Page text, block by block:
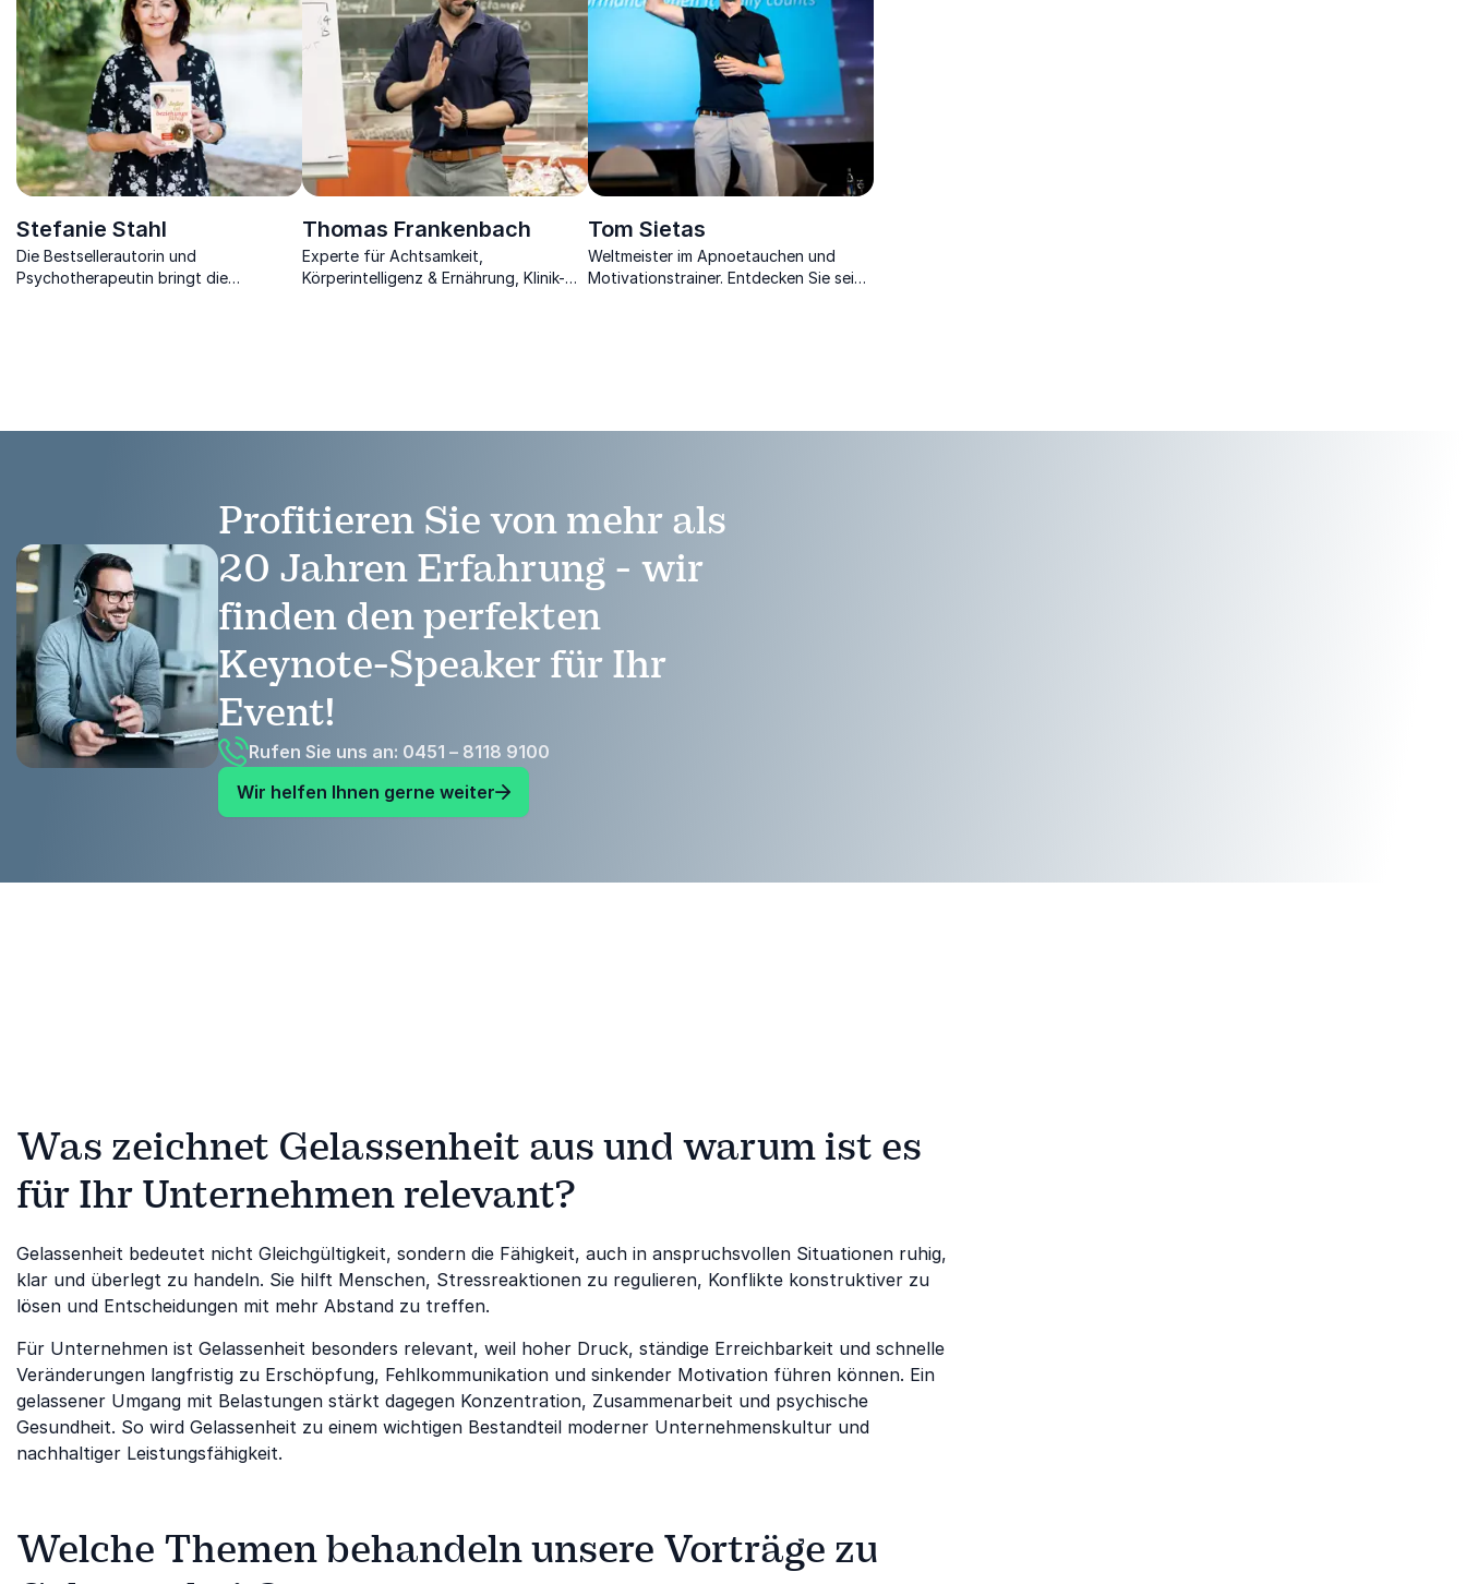
Stefanie Stahl
Die Bestsellerautorin und
Psychotherapeutin bringt die
Thomas Frankenbach
Experte für Achtsamkeit,
Körperintelligenz & Ernährung, Klinik-
Tom Sietas
Weltmeister im Apnoetauchen und
Motivationstrainer. Entdecken Sie seine
Profitieren Sie von mehr als
20 Jahren Erfahrung - wir
finden den perfekten
Keynote-Speaker für Ihr
Event!
Rufen Sie uns an: 0451 – 8118 9100
Wir helfen Ihnen gerne weiter
Was zeichnet Gelassenheit aus und warum ist es
für Ihr Unternehmen relevant?
Gelassenheit bedeutet nicht Gleichgültigkeit, sondern die Fähigkeit, auch in anspruchsvollen Situationen ruhig,
klar und überlegt zu handeln. Sie hilft Menschen, Stressreaktionen zu regulieren, Konflikte konstruktiver zu
lösen und Entscheidungen mit mehr Abstand zu treffen.
Für Unternehmen ist Gelassenheit besonders relevant, weil hoher Druck, ständige Erreichbarkeit und schnelle
Veränderungen langfristig zu Erschöpfung, Fehlkommunikation und sinkender Motivation führen können. Ein
gelassener Umgang mit Belastungen stärkt dagegen Konzentration, Zusammenarbeit und psychische
Gesundheit. So wird Gelassenheit zu einem wichtigen Bestandteil moderner Unternehmenskultur und
nachhaltiger Leistungsfähigkeit.
Welche Themen behandeln unsere Vorträge zu